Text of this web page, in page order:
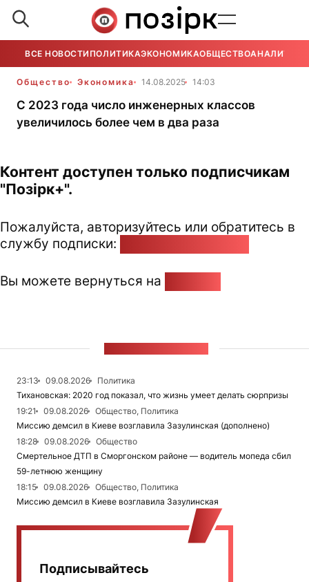
ВСЕ НОВОСТИ ПОЛИТИКАЭКОНОМИКАОБЩЕСТВОАНАЛИТИКА
Общество Экономика 14.08.2025 14:03
С 2023 года число инженерных классов
увеличилось более чем в два раза
Контент доступен только подписчикам
"Позірк+".
Пожалуйста, авторизуйтесь или обратитесь в
службу подписки:
Вы можете вернуться на
23:13 09.08.2026
Политика
Тихановская: 2020 год показал, что жизнь умеет делать сюрпризы
19:21
09.08.2026
Общество, Политика
Миссию демсил в Киеве возглавила Зазулинская (дополнено)
18:28
09.08.2026
Общество
Смертельное ДТП в Сморгонском районе — водитель мопеда сбил
59-летнюю женщину
18:15
09.08.2026
Общество, Политика
Миссию демсил в Киеве возглавила Зазулинская
Подписывайтесь